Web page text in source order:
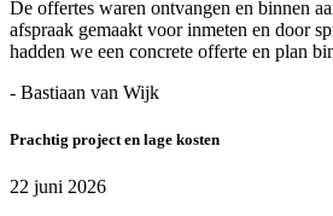
De offertes waren ontvangen en binnen
afspraak gemaakt voor inmeten en door
hadden we een concrete offerte en plan
- Bastiaan van Wijk
Prachtig project en lage kosten
22 juni 2026